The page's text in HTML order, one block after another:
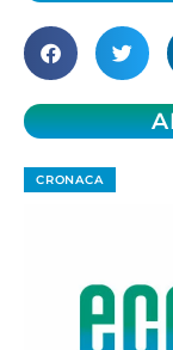
CRONACA